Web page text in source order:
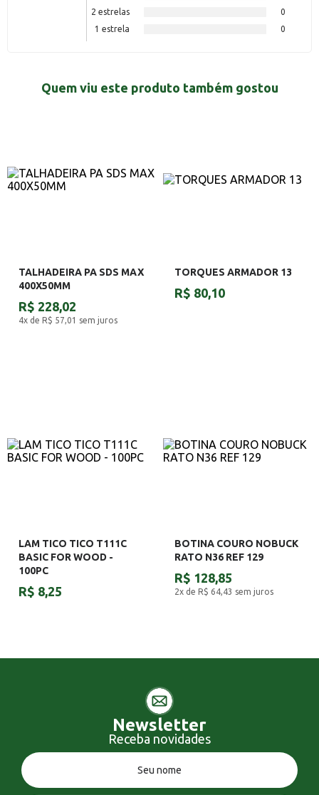
2 estrelas
0
1 estrela
0
Quem viu este produto também gostou
TALHADEIRA PA SDS MAX
400X50MM
R$ 228,02
4x de R$ 57,01 sem juros
TORQUES ARMADOR 13
R$ 80,10
LAM TICO TICO T111C
BASIC FOR WOOD -
100PC
R$ 8,25
BOTINA COURO NOBUCK
RATO N36 REF 129
R$ 128,85
2x de R$ 64,43 sem juros
Newsletter
Receba novidades